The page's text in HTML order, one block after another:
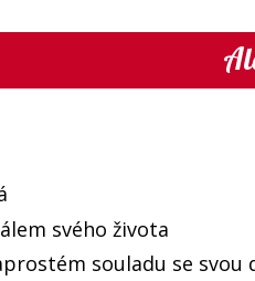
svého života
souladu se svou